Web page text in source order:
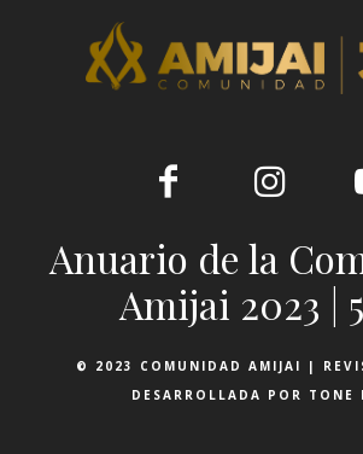
Anuario de la
Amijai 2023 |
© 2023 COMUNIDAD AMIJAI |
DESARROLLADA POR TONE